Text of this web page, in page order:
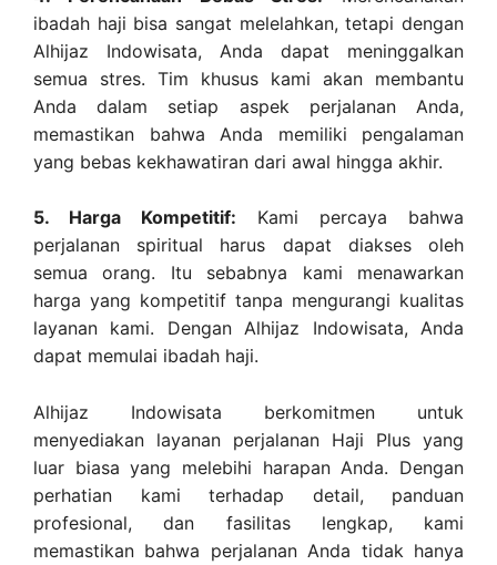
ibadah haji bisa sangat melelahkan, tetapi dengan
Alhijaz Indowisata, Anda dapat meninggalkan
semua stres. Tim khusus kami akan membantu
Anda dalam setiap aspek perjalanan Anda,
memastikan bahwa Anda memiliki pengalaman
yang bebas kekhawatiran dari awal hingga akhir.
5. Harga Kompetitif: Kami percaya bahwa
perjalanan spiritual harus dapat diakses oleh
semua orang. Itu sebabnya kami menawarkan
harga yang kompetitif tanpa mengurangi kualitas
layanan kami. Dengan Alhijaz Indowisata, Anda
dapat memulai ibadah haji.
Alhijaz Indowisata berkomitmen untuk
menyediakan layanan perjalanan Haji Plus yang
luar biasa yang melebihi harapan Anda. Dengan
perhatian kami terhadap detail, panduan
profesional, dan fasilitas lengkap, kami
memastikan bahwa perjalanan Anda tidak hanya